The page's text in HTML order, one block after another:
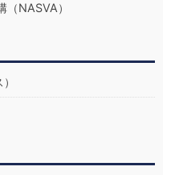
NASVA）